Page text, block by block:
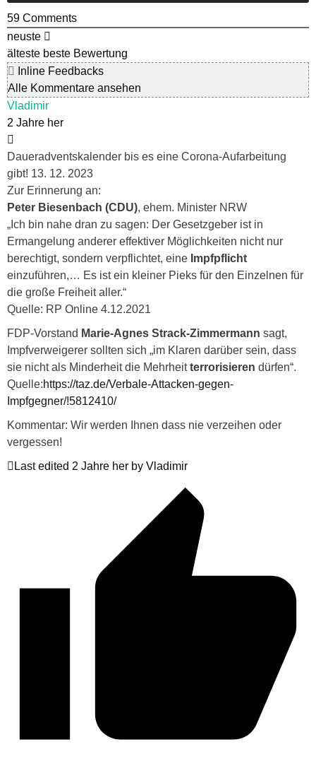
59 Comments
neuste
älteste beste Bewertung
Inline Feedbacks
Alle Kommentare ansehen
Vladimir
2 Jahre her
Daueradventskalender bis es eine Corona-Aufarbeitung
gibt! 13. 12. 2023
Zur Erinnerung an:
Peter Biesenbach (CDU), ehem. Minister NRW
„Ich bin nahe dran zu sagen: Der Gesetzgeber ist in
Ermangelung anderer effektiver Möglichkeiten nicht nur
berechtigt, sondern verpflichtet, eine Impfpflicht
einzuführen,… Es ist ein kleiner Pieks für den Einzelnen für
die große Freiheit aller.“
Quelle: RP Online 4.12.2021
FDP-Vorstand Marie-Agnes Strack-Zimmermann sagt,
Impfverweigerer sollten sich „im Klaren darüber sein, dass
sie nicht als Minderheit die Mehrheitterrorisieren dürfen“.
Quelle:https://taz.de/Verbale-Attacken-gegen-
Impfgegner/!5812410/
Kommentar: Wir werden Ihnen dass nie verzeihen oder
vergessen!
Last edited 2 Jahre her by Vladimir